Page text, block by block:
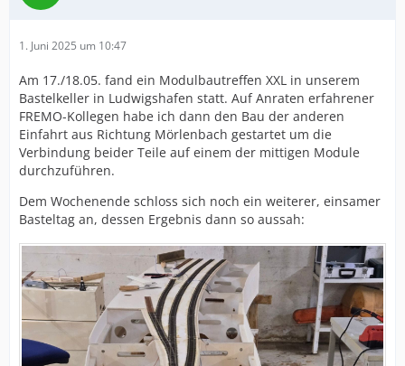
1. Juni 2025 um 10:47
Am 17./18.05. fand ein Modulbautreffen XXL in unserem
Bastelkeller in Ludwigshafen statt. Auf Anraten erfahrener
FREMO-Kollegen habe ich dann den Bau der anderen
Einfahrt aus Richtung Mörlenbach gestartet um die
Verbindung beider Teile auf einem der mittigen Module
durchzuführen.
Dem Wochenende schloss sich noch ein weiterer, einsamer
Basteltag an, dessen Ergebnis dann so aussah: